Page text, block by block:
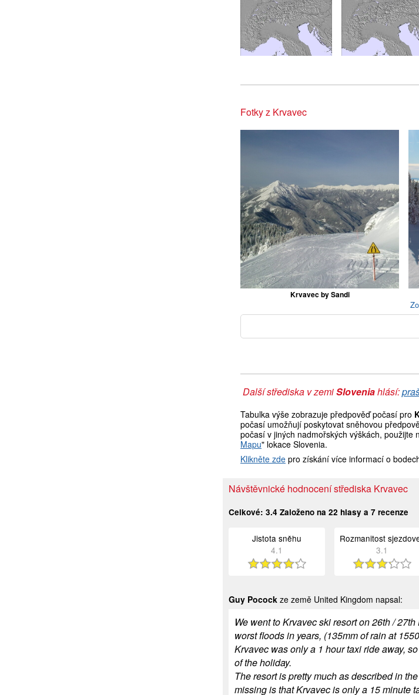
Fotky z Krvavec
Krvavec by Sandi
Další střediska v zemiSloveniahlásí:
Tabulka výše zobrazuje předpověď počasí pro
počasí umožňují poskytovat sněhovou
počasí v jiných nadmořských výškách,
Mapu" lokace Slovenia.
Klikněte zde pro získání více informací o
Návštěvnické hodnocení střediska Krvavec
Celkové: 3.4 Založeno na 22 hlasy a 7 recenze
Jistota sněhu
4.1
Rozmanitost
3.1
Guy Pocock ze země United Kingdom napsal:
We went to Krvavec ski resort on 26th /
worst floods in years, (135mm of rain at
Krvavec was only a 1 hour taxi ride away,
of the holiday.
The resort is pretty much as described in
missing is that Krvavec is only a 15 minute